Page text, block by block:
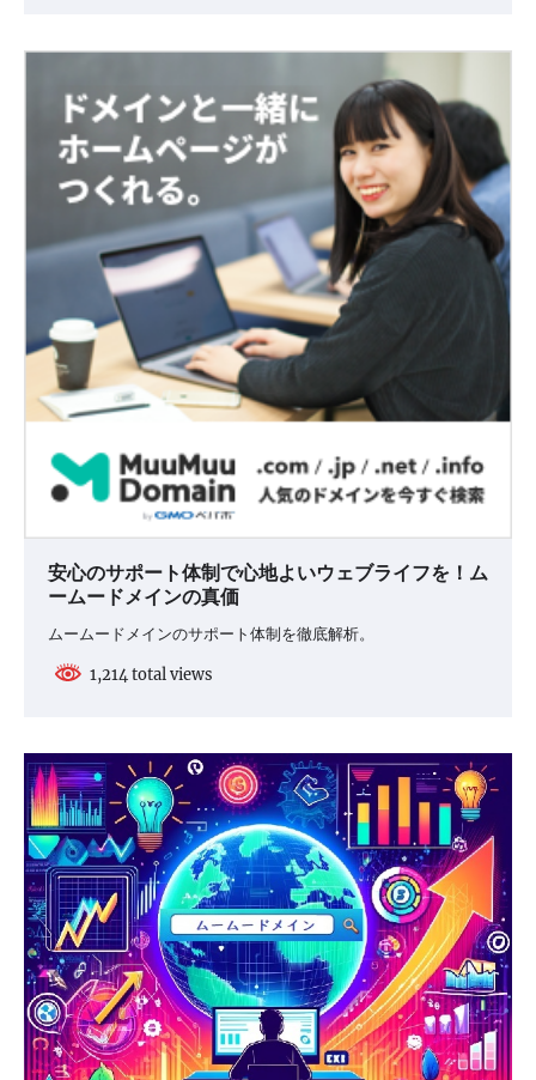
安心のサポート体制で心地よいウェブライフを！ム
ームードメインの真価
ムームードメインのサポート体制を徹底解析。
1,214 total views